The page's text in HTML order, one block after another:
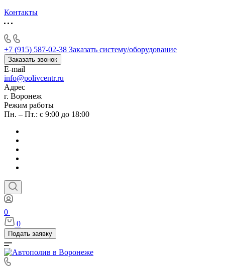
Контакты
+7 (915) 587-02-38 Заказать систему/оборудование
Заказать звонок
E-mail
info@polivcentr.ru
Адрес
г. Воронеж
Режим работы
Пн. – Пт.: с 9:00 до 18:00
0
0
Подать заявку